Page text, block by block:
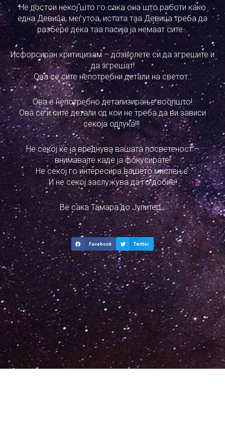
Не постои некој што го сака она што работи како
една Девица, меѓутоа, истата таа Девица треба да
разбере дека таа пасија ја немаат сите…
Исфорсиран критицизам – дозволете си да згрешите и
да згрешат!
Ова се сите непотребни детали на светот..
Ова е непотребно детализирање воопшто!
Ова се и сите детали од кои не треба да ви зависи
секоја одлука!!!
Не секој ќе ја вреднува вашата посветеност –
внимавајте каде ја фокусирате!
Не секој го интересира вашето мислење.
И не секој заслужува да го добие!
Ве сака Тамара до Јупитер…
Facebook Twitter